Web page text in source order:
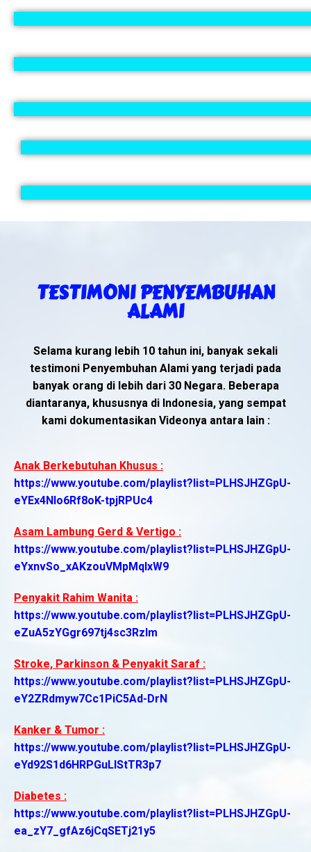
TESTIMONI PENYEMBUHAN
ALAMI
Selama kurang lebih 10 tahun ini, banyak sekali
testimoni Penyembuhan Alami yang terjadi pada
banyak orang di lebih dari 30 Negara. Beberapa
diantaranya, khususnya di Indonesia, yang sempat
kami dokumentasikan Videonya antara lain :
Anak Berkebutuhan Khusus :
https://www.youtube.com/playlist?list=PLHSJHZGpU-
eYEx4NIo6Rf8oK-tpjRPUc4
Asam Lambung Gerd & Vertigo :
https://www.youtube.com/playlist?list=PLHSJHZGpU-
eYxnvSo_xAKzouVMpMqlxW9
Penyakit Rahim Wanita :
https://www.youtube.com/playlist?list=PLHSJHZGpU-
eZuA5zYGgr697tj4sc3Rzlm
Stroke, Parkinson & Penyakit Saraf :
https://www.youtube.com/playlist?list=PLHSJHZGpU-
eY2ZRdmyw7Cc1PiC5Ad-DrN
Kanker & Tumor :
https://www.youtube.com/playlist?list=PLHSJHZGpU-
eYd92S1d6HRPGuLIStTR3p7
Diabetes :
https://www.youtube.com/playlist?list=PLHSJHZGpU-
ea_zY7_gfAz6jCqSETj21y5